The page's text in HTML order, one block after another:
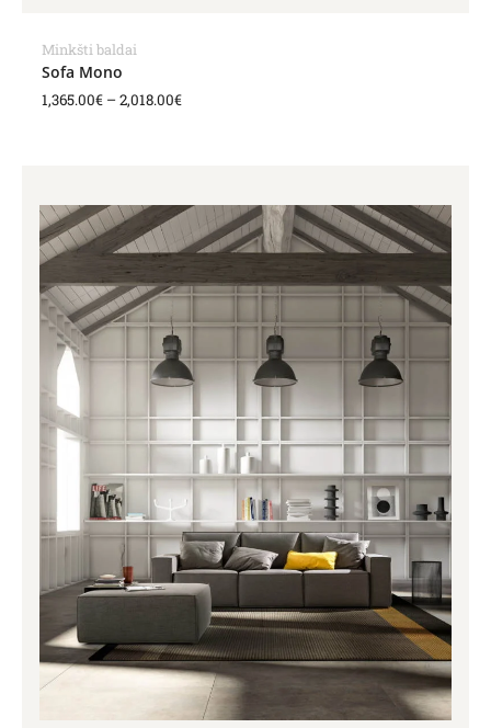
Minkšti baldai
Sofa Mono
1,365.00€ –2,018.00€